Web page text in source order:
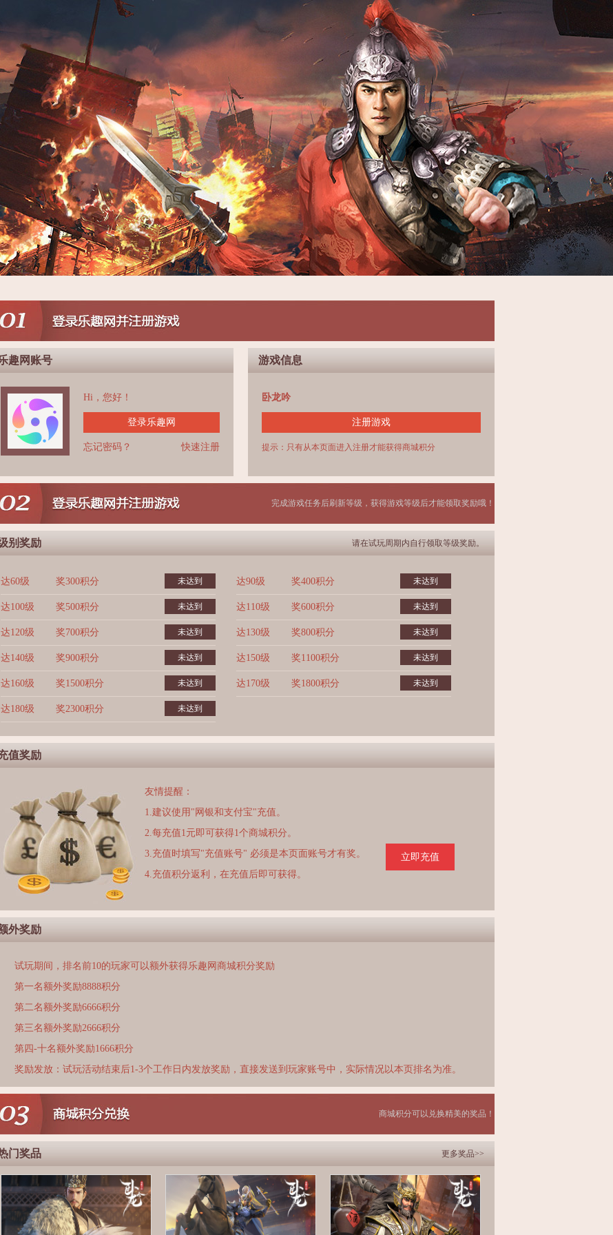
趣网账号
Hi，您好！
登录乐趣网
快速注册
忘记密码？
游戏信息
卧龙吟
注册游戏
提示：只有从本页面进入注册才能获得商城积分
完成游戏任务后刷新等级，获得游戏等级后才能领取奖励哦！
别奖励 请在试玩周期内自行领取等级奖励。
达60级 奖300积分 未达到 达90级 奖400积分 未达到
达100级 奖500积分 未达到 达110级 奖600积分 未达到
达120级 奖700积分 未达到 达130级 奖800积分 未达到
达140级 奖900积分 未达到 达150级 奖1100积分 未达到
达160级 奖1500积分 未达到 达170级 奖1800积分 未达到
达180级 奖2300积分 未达到
值奖励
友情提醒：
1.建议使用"网银和支付宝"充值。
2.每充值1元即可获得1个商城积分。
3.充值时填写"充值账号" 必须是本页面账号才有奖。
4.充值积分返利，在充值后即可获得。
立即充值
外奖励
试玩期间，排名前10的玩家可以额外获得乐趣网商城积分奖励
第一名额外奖励8888积分
第二名额外奖励6666积分
第三名额外奖励2666积分
第四-十名额外奖励1666积分
奖励发放：试玩活动结束后1-3个工作日内发放奖励，直接发送到玩家账号中，实际情况以本页排名为准。
商城积分可以兑换精美的奖品！
门奖品 更多奖品>>